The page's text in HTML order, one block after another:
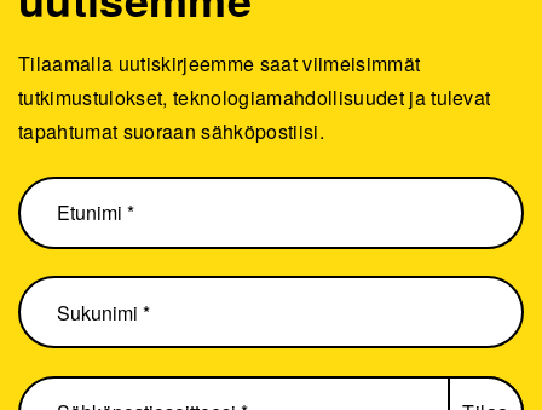
Tilaamalla uutiskirjeemme saat viimeisimmät
tutkimustulokset, teknologiamahdollisuudet ja tulevat
tapahtumat suoraan sähköpostiisi.